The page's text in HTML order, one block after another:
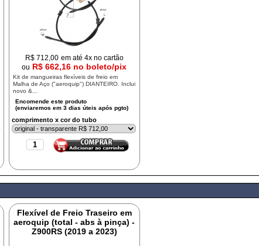
R$ 712,00 em até 4x no cartão
ou R$ 662,16 no boleto/pix
Kit de mangueiras flexíveis de freio em
Malha de Aço ("aeroquip") DIANTEIRO. Inclui
novo &...
comprimento x cor do tubo
Flexível de Freio Traseiro em
aeroquip (total - abs à pinça) -
Z900RS (2019 a 2023)